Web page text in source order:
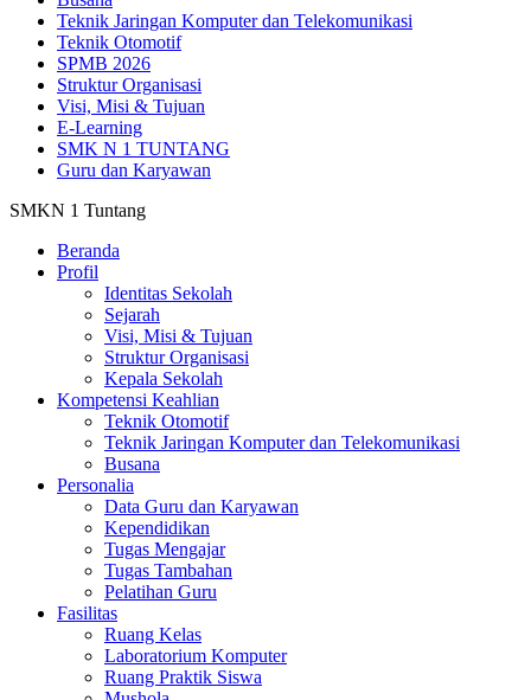
Teknik Jaringan Komputer dan Telekomunikasi
Teknik Otomotif
SPMB 2026
Struktur Organisasi
Visi, Misi & Tujuan
E-Learning
SMK N 1 TUNTANG
Guru dan Karyawan
SMKN 1 Tuntang
Beranda
Profil
Identitas Sekolah
Sejarah
Visi, Misi & Tujuan
Struktur Organisasi
Kepala Sekolah
Kompetensi Keahlian
Teknik Otomotif
Teknik Jaringan Komputer dan Telekomunikasi
Busana
Personalia
Data Guru dan Karyawan
Kependidikan
Tugas Mengajar
Tugas Tambahan
Pelatihan Guru
Fasilitas
Ruang Kelas
Laboratorium Komputer
Ruang Praktik Siswa